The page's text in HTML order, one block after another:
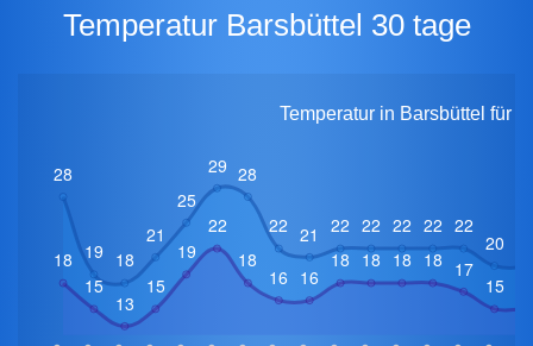
Temperatur Barsbüttel 30 tage
Temperatur in Barsbüttel für